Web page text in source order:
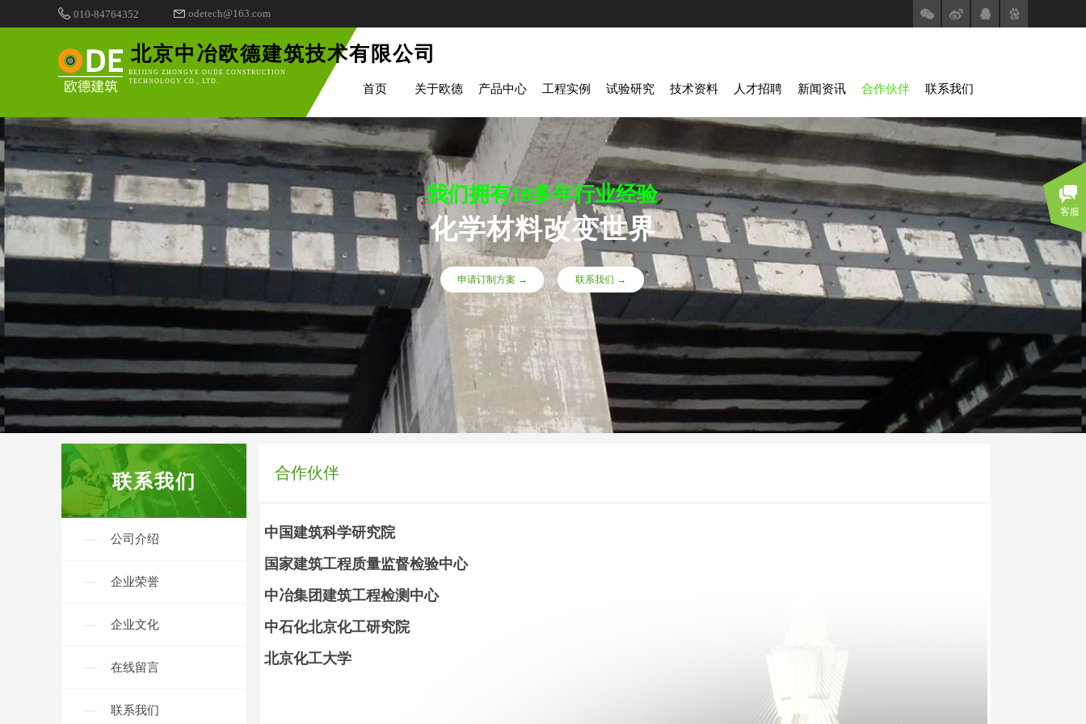
odetech@163.com
010-84764352
北京中冶欧德建筑技术有限公司
BEIJING ZHONGYE OUDE CONSTRUCTION
TECHNOLOGY CO., LTD.
首页 关于欧德 产品中心 工程实例 试验研究 技术资料 人才招聘 新闻资讯 合作伙伴 联系我们
联系我们 →
申请订制方案 →
化学材料改变世界
我们拥有10多年行业经验
合作伙伴
联系我们
公司介绍
企业荣誉
企业文化
在线留言
联系我们
中国建筑科学研究院
国家建筑工程质量监督检验中心
中冶集团建筑工程检测中心
中石化北京化工研究院
北京化工大学
客服